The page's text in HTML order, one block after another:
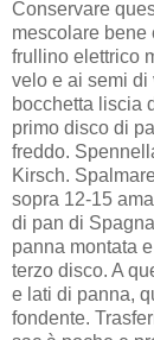
Conservare
mescolare bene
frullino elettrico
velo e ai semi di
bocchetta liscia
primo disco di
freddo.
Kirsch.
sopra 12-15
di pan di
panna montata
terzo disco. A
e lati di panna,
fondente.